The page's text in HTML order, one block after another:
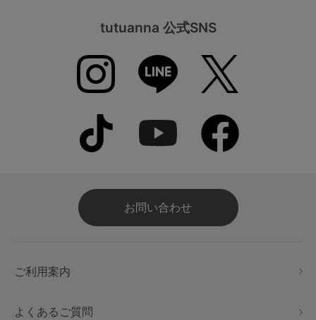
tutuanna 公式SNS
お問い合わせ
ご利用案内
よくあるご質問